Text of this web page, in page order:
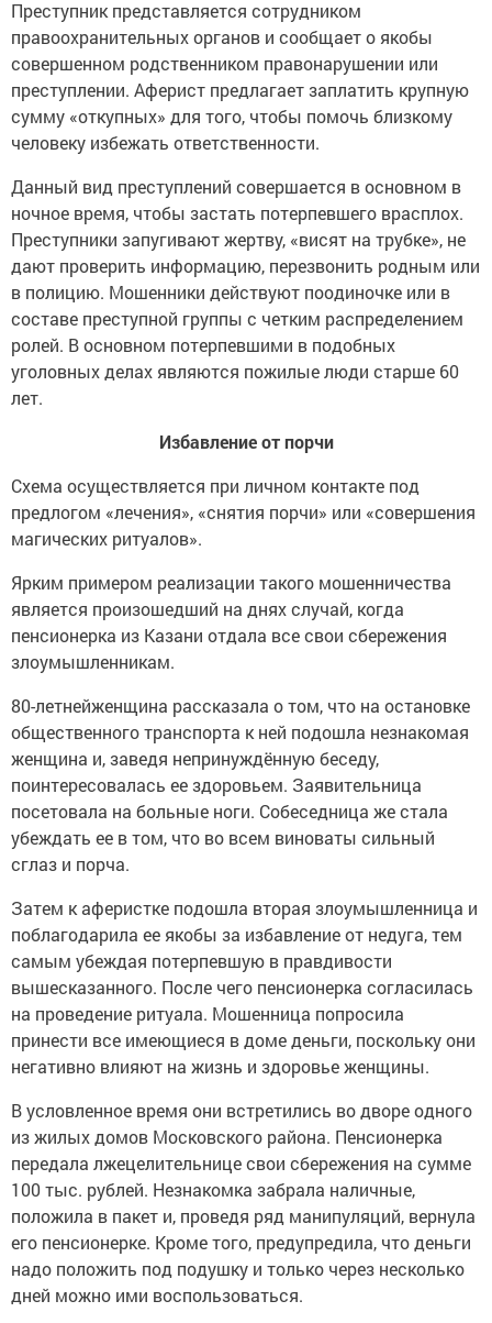
Преступник представляется сотрудником
правоохранительных органов и сообщает о якобы
совершенном родственником правонарушении или
преступлении. Аферист предлагает заплатить крупную
сумму «откупных» для того, чтобы помочь близкому
человеку избежать ответственности.
Данный вид преступлений совершается в основном в
ночное время, чтобы застать потерпевшего врасплох.
Преступники запугивают жертву, «висят на трубке», не
дают проверить информацию, перезвонить родным или
в полицию. Мошенники действуют поодиночке или в
составе преступной группы с четким распределением
ролей. В основном потерпевшими в подобных
уголовных делах являются пожилые люди старше 60
лет.
Избавление от порчи
Схема осуществляется при личном контакте под
предлогом «лечения», «снятия порчи» или «совершения
магических ритуалов».
Ярким примером реализации такого мошенничества
является произошедший на днях случай, когда
пенсионерка из Казани отдала все свои сбережения
злоумышленникам.
80-летнейженщина рассказала о том, что на остановке
общественного транспорта к ней подошла незнакомая
женщина и, заведя непринуждённую беседу,
поинтересовалась ее здоровьем. Заявительница
посетовала на больные ноги. Собеседница же стала
убеждать ее в том, что во всем виноваты сильный
сглаз и порча.
Затем к аферистке подошла вторая злоумышленница и
поблагодарила ее якобы за избавление от недуга, тем
самым убеждая потерпевшую в правдивости
вышесказанного. После чего пенсионерка согласилась
на проведение ритуала. Мошенница попросила
принести все имеющиеся в доме деньги, поскольку они
негативно влияют на жизнь и здоровье женщины.
В условленное время они встретились во дворе одного
из жилых домов Московского района. Пенсионерка
передала лжецелительнице свои сбережения на сумме
100 тыс. рублей. Незнакомка забрала наличные,
положила в пакет и, проведя ряд манипуляций, вернула
его пенсионерке. Кроме того, предупредила, что деньги
надо положить под подушку и только через несколько
дней можно ими воспользоваться.